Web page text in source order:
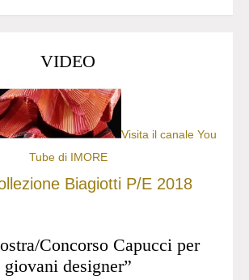
VIDEO
Visita il canale You
Tube di IMORE
Biagiotti P/E 2018
Concorso Capucci per
giovani designer”